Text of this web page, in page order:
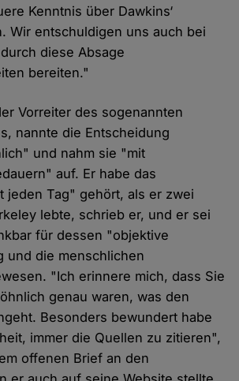
Kenntnis über Dawkins‘
Wir entschuldigen uns auch bei
diese Absage
bereiten."
Vorreiter des sogenannten
nannte die Entscheidung
und nahm sie "mit
auf. Er habe das
jeden Tag" gehört, als er zwei
lebte, schrieb er, und er sei
für dessen "objektive
und die menschlichen
"Ich erinnere mich, dass Sie
genau waren, was den
Besonders bewundert habe
immer die Quellen zu zitieren",
offenen Brief an den